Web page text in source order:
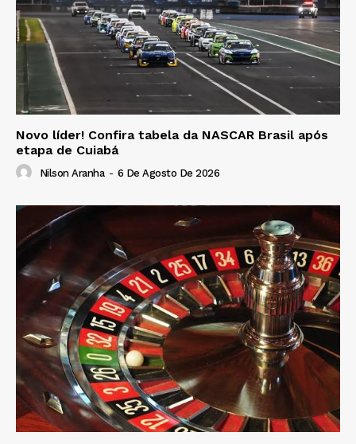
Novo líder! Confira tabela da NASCAR Brasil após
etapa de Cuiabá
Nilson Aranha - 6 De Agosto De 2026